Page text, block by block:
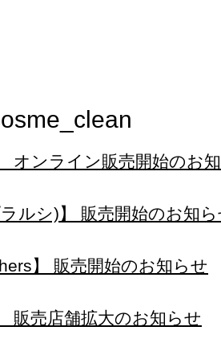
オンライン販売開始のお
ラルシ)】 販売開始のお知ら
】 販売開始のお知らせ
販売店舗拡大のお知らせ